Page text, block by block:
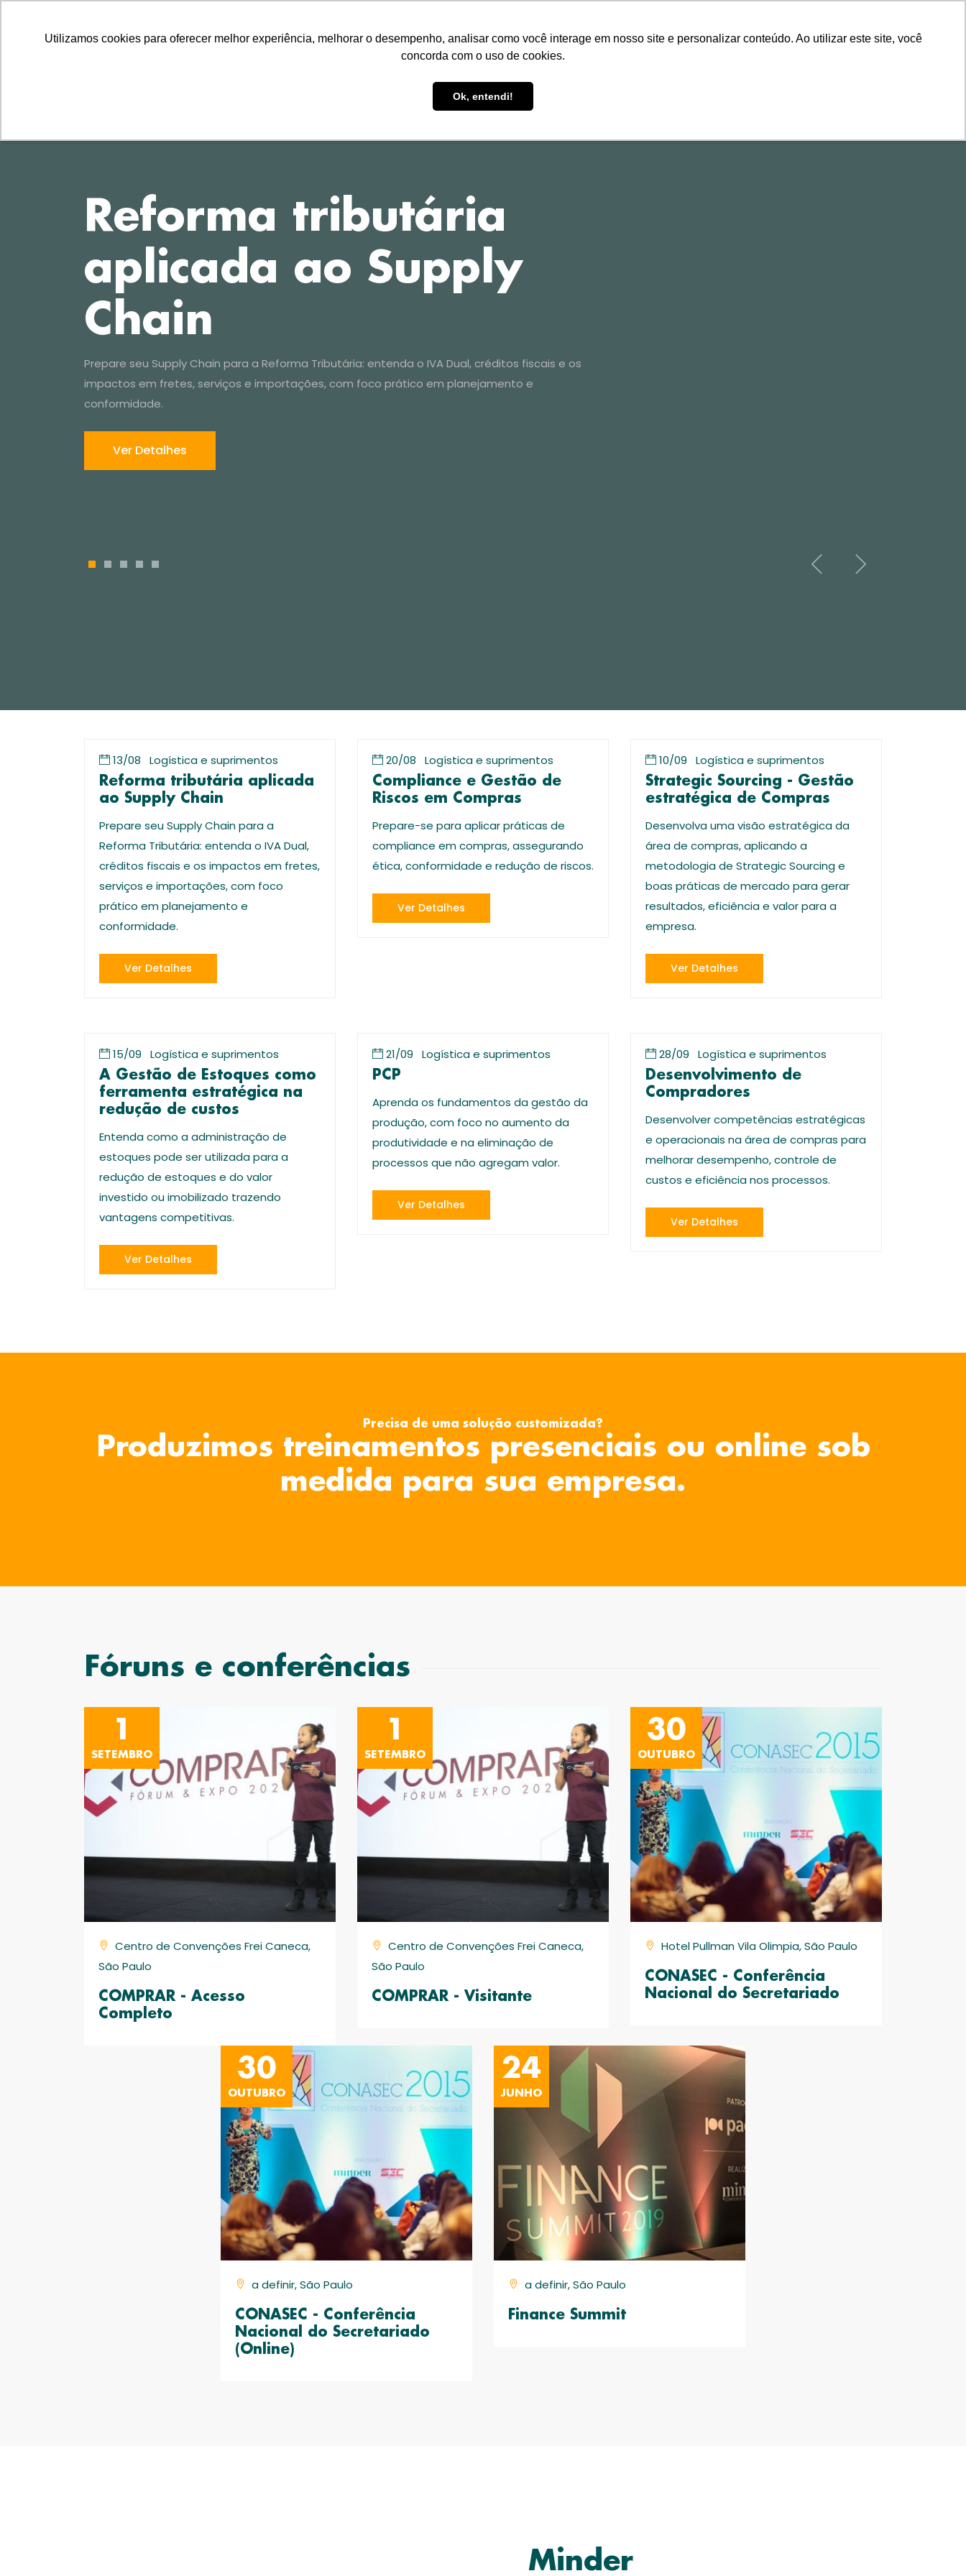
Utilizamos cookies para oferecer melhor experiência, melhorar o desempenho, analisar como você interage em nosso site e personalizar conteúdo. Ao utilizar este site, você
concorda com o uso de cookies.
Ok, entendi!
LLLLLL
Reforma tributária
aplicada ao Supply
Chain
Prepare seu Supply Chain para a Reforma Tributária: entenda o IVA Dual, créditos fiscais e os
impactos em fretes, serviços e importações, com foco prático em planejamento e
conformidade.
Ver Detalhes
1 2 3 4 5
13/08 Logística e suprimentos
Reforma tributária aplicada
ao Supply Chain
Prepare seu Supply Chain para a
Reforma Tributária: entenda o IVA Dual,
créditos fiscais e os impactos em fretes,
serviços e importações, com foco
prático em planejamento e
conformidade.
Ver Detalhes
20/08 Logística e suprimentos
Compliance e Gestão de
Riscos em Compras
Prepare-se para aplicar práticas de
compliance em compras, assegurando
ética, conformidade e redução de riscos.
Ver Detalhes
10/09 Logística e suprimentos
Strategic Sourcing - Gestão
estratégica de Compras
Desenvolva uma visão estratégica da
área de compras, aplicando a
metodologia de Strategic Sourcing e
boas práticas de mercado para gerar
resultados, eficiência e valor para a
empresa.
Ver Detalhes
15/09 Logística e suprimentos
A Gestão de Estoques como
ferramenta estratégica na
redução de custos
Entenda como a administração de
estoques pode ser utilizada para a
redução de estoques e do valor
investido ou imobilizado trazendo
vantagens competitivas.
Ver Detalhes
21/09 Logística e suprimentos
PCP
Aprenda os fundamentos da gestão da
produção, com foco no aumento da
produtividade e na eliminação de
processos que não agregam valor.
Ver Detalhes
28/09 Logística e suprimentos
Desenvolvimento de
Compradores
Desenvolver competências estratégicas
e operacionais na área de compras para
melhorar desempenho, controle de
custos e eficiência nos processos.
Ver Detalhes
Precisa de uma solução customizada?
Produzimos treinamentos presenciais ou online sob
medida para sua empresa.
Fóruns e conferências
1
SETEMBRO
Centro de Convenções Frei Caneca,
São Paulo
COMPRAR - Acesso
Completo
1
SETEMBRO
Centro de Convenções Frei Caneca,
São Paulo
COMPRAR - Visitante
30
OUTUBRO
Hotel Pullman Vila Olimpia, São Paulo
CONASEC - Conferência
Nacional do Secretariado
30
OUTUBRO
a definir, São Paulo
CONASEC - Conferência
Nacional do Secretariado
(Online)
24
JUNHO
a definir, São Paulo
Finance Summit
Minder